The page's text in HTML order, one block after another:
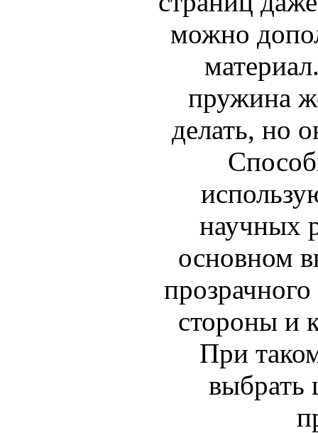
можно
пружина
делать, но
научных
основном
стороны и
При
выбрать